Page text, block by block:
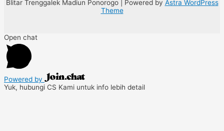
Blitar Trenggalek Madiun Ponorogo | Powered by Astra WordPress
Theme
Open chat
Powered by
Yuk, hubungi CS Kami untuk info lebih detail